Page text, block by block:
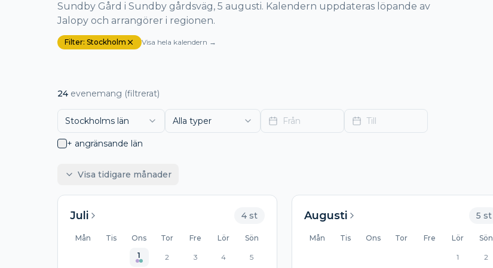
Sundby Gård i Sundby gårdsväg, 5 augusti. Kalendern uppdateras löpande av
Jalopy och arrangörer i regionen.
Filter: Stockholm Visa hela kalendern →
24 evenemang (filtrerat)
Stockholms län Alla typer Från Till
+ angränsande län
Visa tidigare månader
Juli 4 st
Mån Tis Ons Tor Fre Lör
Sön
1
2 3 4 5
Augusti 5 st
Mån Tis Ons Tor Fre Lör Sön
1 2